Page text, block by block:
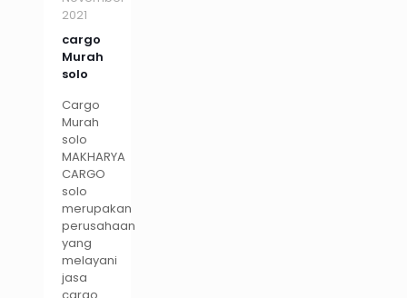
2021
cargo
Murah
solo
Cargo
Murah
solo
MAKHARYA
CARGO
solo
merupakan
perusahaan
yang
melayani
jasa